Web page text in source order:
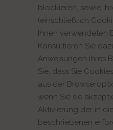
blockieren, sowie
(einschließlich
Ihnen verwendeten
Konsultieren Sie
Anweisungen Ihres
Sie, dass Sie
aus der
wenn Sie sie
Aktivierung der in
beschriebenen